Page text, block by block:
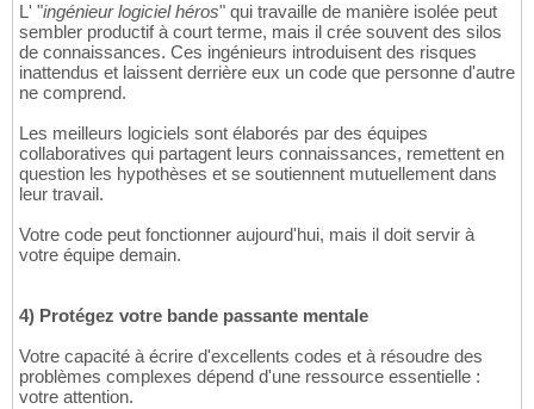
L' "ingénieur logiciel héros" qui travaille de manière isolée peut
sembler productif à court terme, mais il crée souvent des silos
de connaissances. Ces ingénieurs introduisent des risques
inattendus et laissent derrière eux un code que personne d'autre
ne comprend.
Les meilleurs logiciels sont élaborés par des équipes
collaboratives qui partagent leurs connaissances, remettent en
question les hypothèses et se soutiennent mutuellement dans
leur travail.
Votre code peut fonctionner aujourd'hui, mais il doit servir à
votre équipe demain.
4) Protégez votre bande passante mentale
Votre capacité à écrire d'excellents codes et à résoudre des
problèmes complexes dépend d'une ressource essentielle :
votre attention.